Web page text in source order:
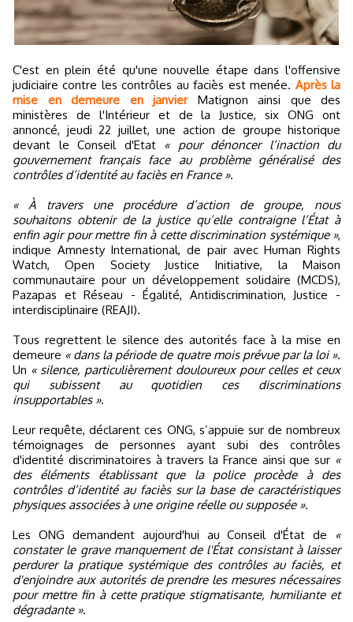
C'est en plein été qu'une nouvelle étape dans l'offensive
judiciaire contre les contrôles au faciès est menée. Après la
mise en demeure en janvierMatignon ainsi que des
ministères de l'Intérieur et de la Justice, six ONG ont
annoncé, jeudi 22 juillet, une action de groupe historique
devant le Conseil d'Etat
« pour dénoncer l’inaction du
gouvernement français face au problème généralisé des
contrôles d’identité au faciès en France ».
« À travers une procédure d’action de groupe, nous
souhaitons obtenir de la justice qu’elle contraigne l’État à
enfin agir pour mettre fin à cette discrimination systémique »,
indique Amnesty International, de pair avec Human Rights
Watch, Open Society Justice Initiative, la Maison
communautaire pour un développement solidaire (MCDS),
Pazapas et Réseau - Égalité, Antidiscrimination, Justice -
interdisciplinaire (REAJI).
Tous regrettent le silence des autorités face à la mise en
demeure « dans la période de quatre mois prévue par la loi ».
Un « silence, particulièrement douloureux pour celles et ceux
qui subissent au quotidien ces discriminations
insupportables ».
Leur requête, déclarent ces ONG, s’appuie sur de nombreux
témoignages de personnes ayant subi des contrôles
d'identité discriminatoires à travers la France ainsi que sur «
des éléments établissant que la police procède à des
contrôles d’identité au faciès sur la base de caractéristiques
physiques associées à une origine réelle ou supposée ».
Les ONG demandent aujourd'hui au Conseil d'État de
«
constater le grave manquement de l'État consistant à laisser
perdurer la pratique systémique des contrôles au faciès, et
d'enjoindre aux autorités de prendre les mesures nécessaires
pour mettre fin à cette pratique stigmatisante, humiliante et
dégradante ».